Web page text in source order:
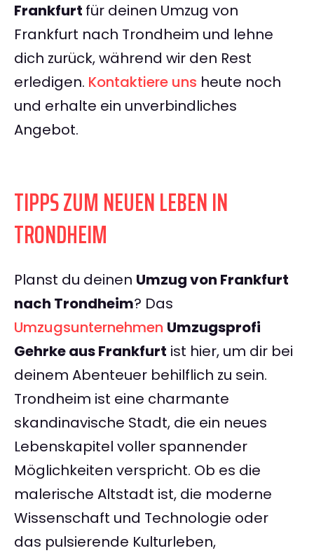
Frankfurt für deinen Umzug von
Frankfurt nach Trondheim und lehne
dich zurück, während wir den Rest
erledigen. Kontaktiere uns heute noch
und erhalte ein unverbindliches
Angebot.
TIPPS ZUM NEUEN LEBEN IN
TRONDHEIM
Planst du deinen Umzug von Frankfurt
nach Trondheim? Das
Umzugsunternehmen Umzugsprofi
Gehrke aus Frankfurt ist hier, um dir bei
deinem Abenteuer behilflich zu sein.
Trondheim ist eine charmante
skandinavische Stadt, die ein neues
Lebenskapitel voller spannender
Möglichkeiten verspricht. Ob es die
malerische Altstadt ist, die moderne
Wissenschaft und Technologie oder
das pulsierende Kulturleben,